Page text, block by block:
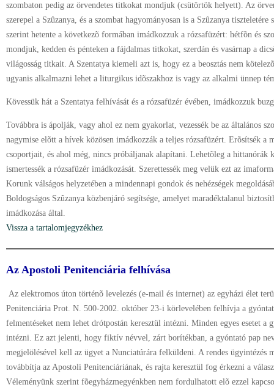
szombaton pedig az örvendetes titkokat mondjuk (csütörtök helyett). Az
szerepel a Szûzanya, és a szombat hagyományosan is a Szûzanya
szerint hetente a következõ formában imádkozzuk a rózsafüzért: hétfõn és
mondjuk, kedden és pénteken a fájdalmas titkokat, szerdán és vasárnap a
világosság titkait. A Szentatya kiemeli azt is, hogy ez a beosztás nem
ugyanis alkalmazni lehet a liturgikus idõszakhoz is vagy az alkalmi ünnep
Kövessük hát a Szentatya felhívását és a rózsafüzér évében, imádkozzuk
Továbbra is ápolják, vagy ahol ez nem gyakorlat, vezessék be az általános
nagymise elõtt a hívek közösen imádkozzák a teljes rózsafüzért. Erõsítsék a
csoportjait, és ahol még, nincs próbáljanak alapítani. Lehetõleg a hittanórák
ismertessék a rózsafüzér imádkozását. Szerettessék meg velük ezt az
Korunk válságos helyzetében a mindennapi gondok és nehézségek
Boldogságos Szûzanya közbenjáró segítsége, amelyet maradéktalanul
imádkozása által.
Vissza a tartalomjegyzékhez
Az Apostoli Penitenciária felhívása
Az elektromos úton történõ levelezés (e-mail és internet) az egyházi élet
Penitenciária Prot. N. 500-2002. október 23-i körlevelében felhívja a
felmentéseket nem lehet drótpostán keresztül intézni. Minden egyes esetet a
intézni. Ez azt jelenti, hogy fiktív névvel, zárt borítékban, a gyóntató pap
megjelölésével kell az ügyet a Nunciatúrára felküldeni. A rendes ügyintézés
továbbítja az Apostoli Penitenciáriának, és rajta keresztül fog érkezni a
Véleményünk szerint fõegyházmegyénkben nem fordulhatott elõ ezzel